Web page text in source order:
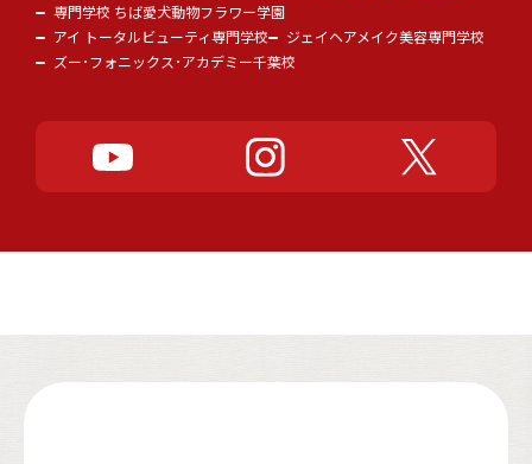
専門学校 ちば愛犬動物フラワー学園
アイ トータルビューティ専門学校
ジェイヘアメイク美容専門学校
ズー･フォニックス･アカデミー千葉校